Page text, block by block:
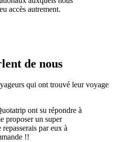
accès autrement.
de nous
qui ont trouvé leur voyage
ont su répondre à
proposer un super
par eux à
!!